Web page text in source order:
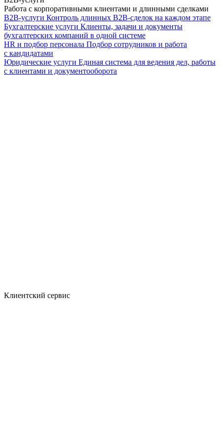
Работа с корпоративными клиентами и длинными сделками
B2B-услуги Контроль длинных B2B-сделок на каждом этапе
Бухгалтерские услуги Клиенты, задачи и документы
бухгалтерских компаний в одной системе
HR и подбор персонала Подбор сотрудников и работа
с кандидатами
Юридические услуги Единая система для ведения дел, работы
с клиентами и документооборота
Клиентский сервис